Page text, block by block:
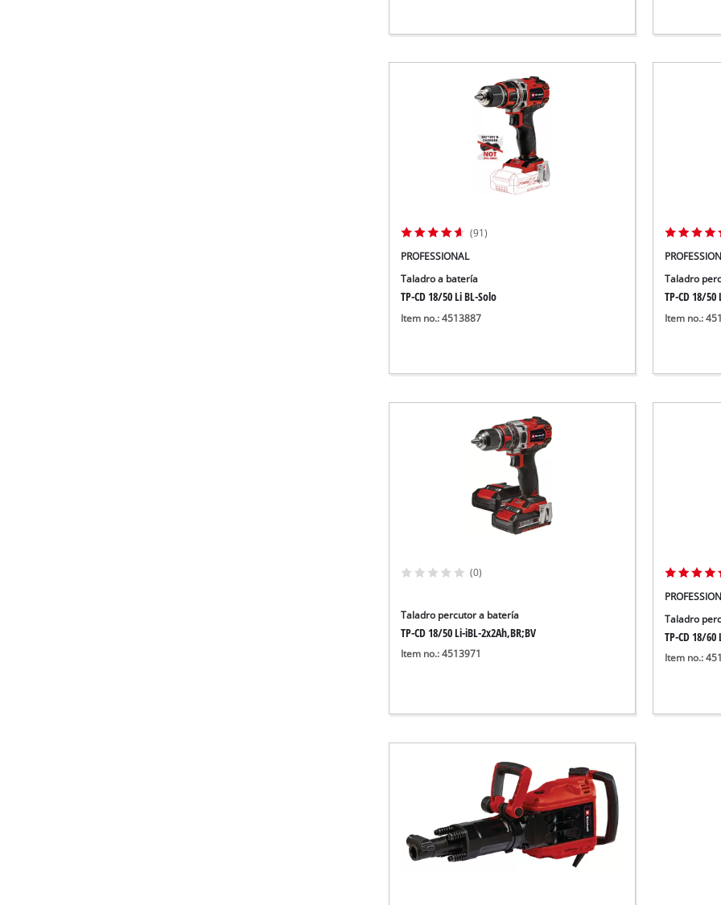
(91)
PROFESSIONAL
Taladro a batería
TP-CD 18/50 Li BL-Solo
Item no.: 4513887
Taladro
TP-CD 18/50
Item no.:
(0)
Taladro percutor a batería
TP-CD 18/50 Li-iBL-2x2Ah,BR;BV
Item no.: 4513971
Taladro
TP-CD 18/60
Item no.: